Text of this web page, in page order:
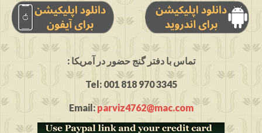
: تماس با دفتر گنج حضور در آمریکا
Tel: 001 818 970 3345
Email:parviz4762@mac.com